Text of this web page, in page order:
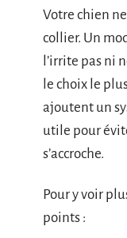
Votre chien
collier. Un
l’irrite pas ni
le choix le
ajoutent un
utile pour
s’accroche.
Pour y voir
points :